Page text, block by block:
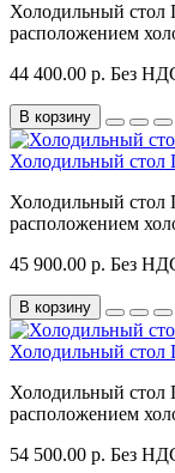
Холодильный
расположением
44 400.00 р. Без
В корзину
Холодильный
Холодильный
расположением
45 900.00 р. Без
В корзину
Холодильный
Холодильный
расположением
54 500.00 р. Без